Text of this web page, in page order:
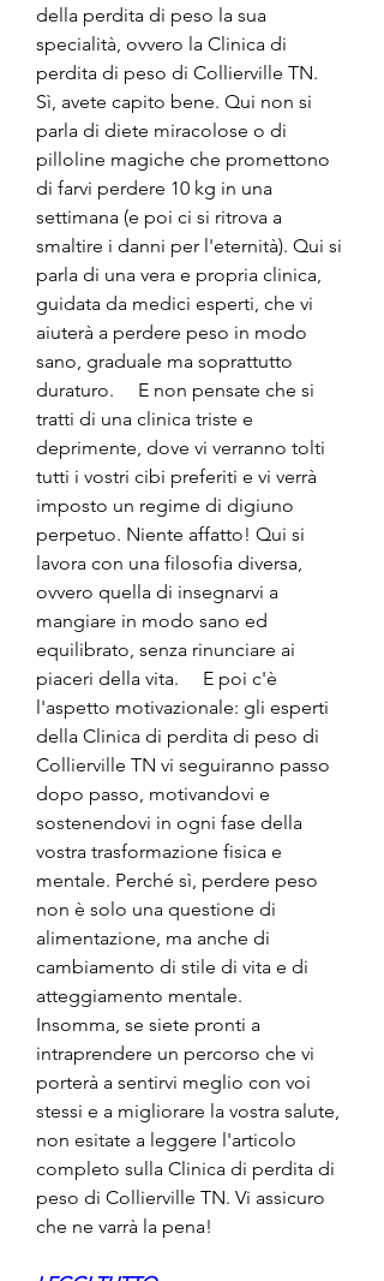
della perdita di peso la sua
specialità, ovvero la Clinica di
perdita di peso di Collierville TN.
Sì, avete capito bene. Qui non si
parla di diete miracolose o di
pilloline magiche che promettono
di farvi perdere 10 kg in una
settimana (e poi ci si ritrova a
smaltire i danni per l'eternità). Qui si
parla di una vera e propria clinica,
guidata da medici esperti, che vi
aiuterà a perdere peso in modo
sano, graduale ma soprattutto
duraturo.     E non pensate che si
tratti di una clinica triste e
deprimente, dove vi verranno tolti
tutti i vostri cibi preferiti e vi verrà
imposto un regime di digiuno
perpetuo. Niente affatto! Qui si
lavora con una filosofia diversa,
ovvero quella di insegnarvi a
mangiare in modo sano ed
equilibrato, senza rinunciare ai
piaceri della vita.     E poi c'è
l'aspetto motivazionale: gli esperti
della Clinica di perdita di peso di
Collierville TN vi seguiranno passo
dopo passo, motivandovi e
sostenendovi in ogni fase della
vostra trasformazione fisica e
mentale. Perché sì, perdere peso
non è solo una questione di
alimentazione, ma anche di
cambiamento di stile di vita e di
atteggiamento mentale.
Insomma, se siete pronti a
intraprendere un percorso che vi
porterà a sentirvi meglio con voi
stessi e a migliorare la vostra salute,
non esitate a leggere l'articolo
completo sulla Clinica di perdita di
peso di Collierville TN. Vi assicuro
che ne varrà la pena!